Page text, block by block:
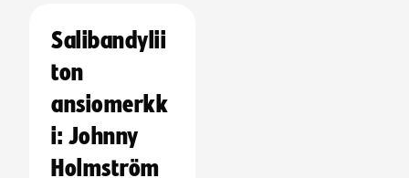
Salibandylii
ton
ansiomerkk
i: Johnny
Holmström